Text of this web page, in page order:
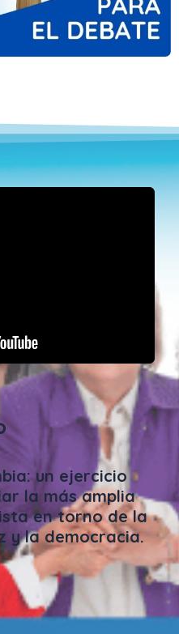
un ejercicio
la más amplia
en torno de la
y la democracia.